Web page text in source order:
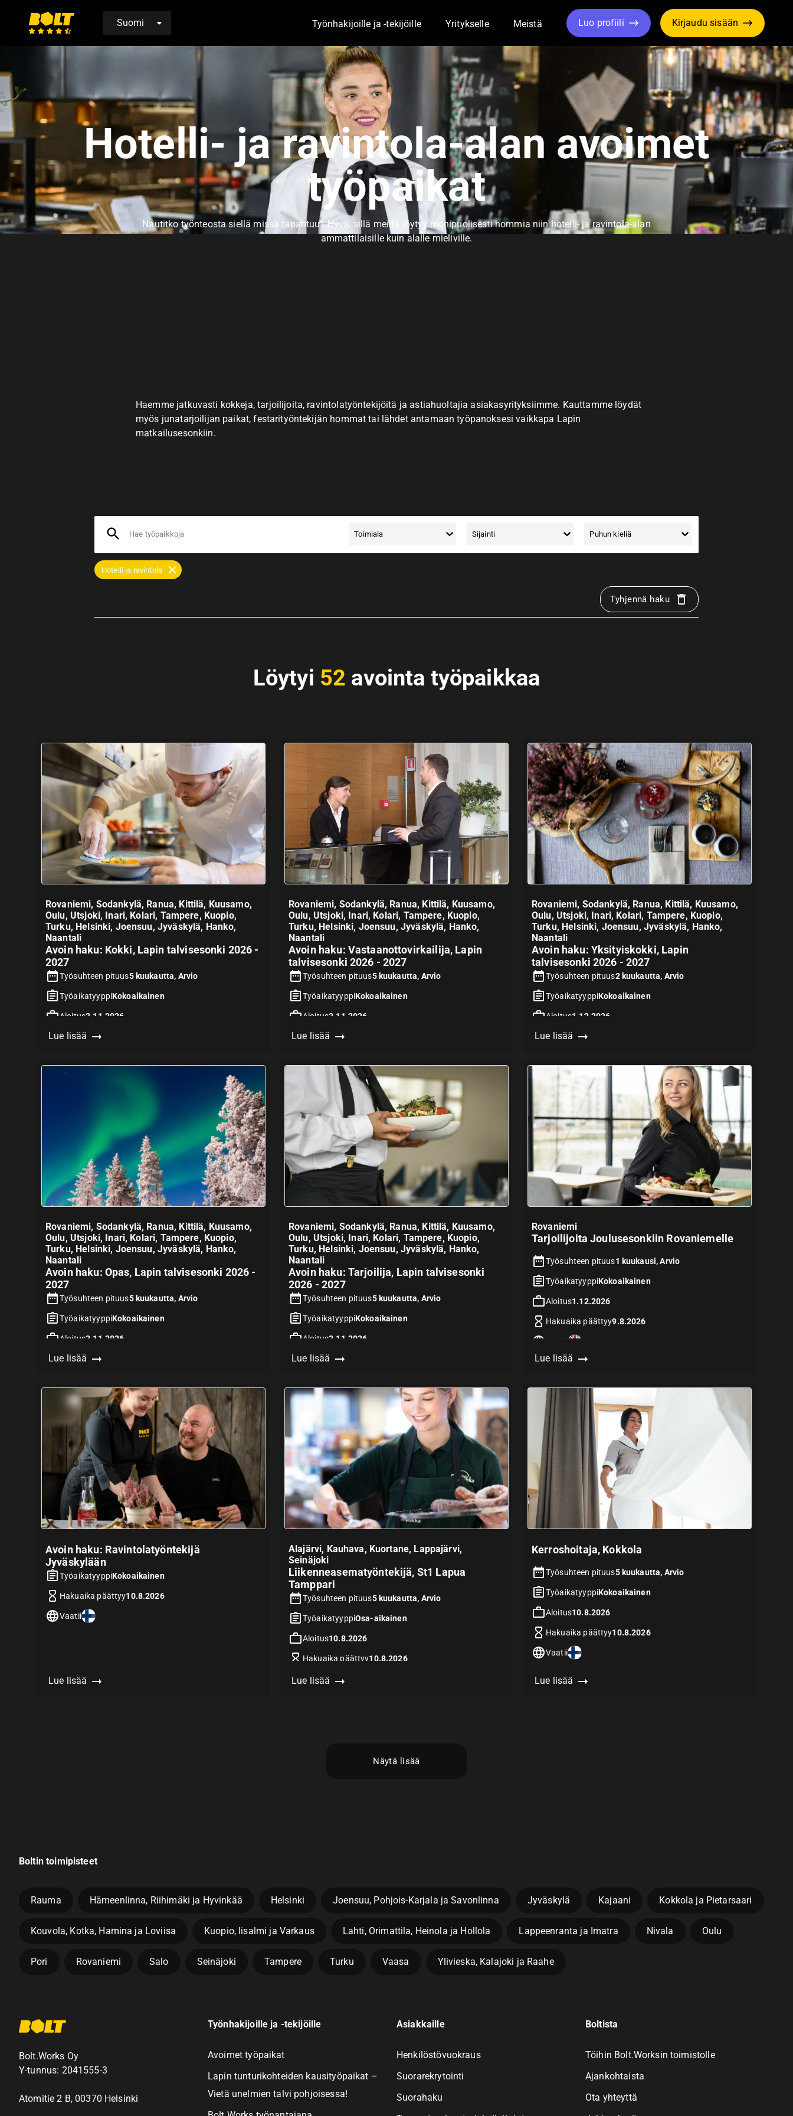
Siirry
etusivulle
Työnhakijoille ja -tekijöille Toggle Dropdown
Yritykselle Toggle Dropdown
Meistä Toggle Dropdown
Luo profiili Kirjaudu sisään
Hotelli- ja ravintola-alan avoimet
työpaikat
Nautitko työnteosta siellä missä tapahtuu? Hyvä, sillä meiltä löytyy monipuolisesti hommia niin hotelli- ja ravintola-alan
ammattilaisille kuin alalle mieliville.
Haemme jatkuvasti kokkeja, tarjoilijoita, ravintolatyöntekijöitä ja astiahuoltajia asiakasyrityksiimme. Kauttamme löydät
myös junatarjoilijan paikat, festarityöntekijän hommat tai lähdet antamaan työpanoksesi vaikkapa Lapin
matkailusesonkiin.
Hae työpaikkoja Toimiala Sijainti Puhun kieliä
Hotelli ja ravintola
Tyhjennä haku
Löytyi 52 avointa työpaikkaa
Rovaniemi, Sodankylä, Ranua, Kittilä, Kuusamo,
Oulu, Utsjoki, Inari, Kolari, Tampere, Kuopio,
Turku, Helsinki, Joensuu, Jyväskylä, Hanko,
Naantali
Avoin haku: Kokki, Lapin talvisesonki 2026 -
2027
Työsuhteen pituus5 kuukautta, Arvio
TyöaikatyyppiKokoaikainen
Aloitus2.11.2026
Hakuaika päättyy
Lue lisää
Rovaniemi, Sodankylä, Ranua, Kittilä, Kuusamo,
Oulu, Utsjoki, Inari, Kolari, Tampere, Kuopio,
Turku, Helsinki, Joensuu, Jyväskylä, Hanko,
Naantali
Avoin haku: Vastaanottovirkailija, Lapin
talvisesonki 2026 - 2027
Työsuhteen pituus5 kuukautta, Arvio
TyöaikatyyppiKokoaikainen
Aloitus2.11.2026
Hakuaika päättyy
Lue lisää
Rovaniemi, Sodankylä, Ranua, Kittilä, Kuusamo,
Oulu, Utsjoki, Inari, Kolari, Tampere, Kuopio,
Turku, Helsinki, Joensuu, Jyväskylä, Hanko,
Naantali
Avoin haku: Yksityiskokki, Lapin
talvisesonki 2026 - 2027
Työsuhteen pituus2 kuukautta, Arvio
TyöaikatyyppiKokoaikainen
Aloitus1.12.2026
Hakuaika päättyy
Lue lisää
Rovaniemi, Sodankylä, Ranua, Kittilä, Kuusamo,
Oulu, Utsjoki, Inari, Kolari, Tampere, Kuopio,
Turku, Helsinki, Joensuu, Jyväskylä, Hanko,
Naantali
Avoin haku: Opas, Lapin talvisesonki 2026 -
2027
Työsuhteen pituus5 kuukautta, Arvio
TyöaikatyyppiKokoaikainen
Aloitus2.11.2026
Hakuaika päättyy
Lue lisää
Rovaniemi, Sodankylä, Ranua, Kittilä, Kuusamo,
Oulu, Utsjoki, Inari, Kolari, Tampere, Kuopio,
Turku, Helsinki, Joensuu, Jyväskylä, Hanko,
Naantali
Avoin haku: Tarjoilija, Lapin talvisesonki
2026 - 2027
Työsuhteen pituus5 kuukautta, Arvio
TyöaikatyyppiKokoaikainen
Aloitus2.11.2026
Hakuaika päättyy
Lue lisää
Rovaniemi
Tarjoilijoita Joulusesonkiin Rovaniemelle
Työsuhteen pituus1 kuukausi, Arvio
TyöaikatyyppiKokoaikainen
Aloitus1.12.2026
Hakuaika päättyy9.8.2026
Vaatii
Lue lisää
Avoin haku: Ravintolatyöntekijä
Jyväskylään
TyöaikatyyppiKokoaikainen
Hakuaika päättyy10.8.2026
Vaatii
Lue lisää
Alajärvi, Kauhava, Kuortane, Lappajärvi,
Seinäjoki
Liikenneasematyöntekijä, St1 Lapua
Tamppari
Työsuhteen pituus5 kuukautta, Arvio
TyöaikatyyppiOsa-aikainen
Aloitus10.8.2026
Hakuaika päättyy10.8.2026
Vaatii
Lue lisää
Kerroshoitaja, Kokkola
Työsuhteen pituus5 kuukautta, Arvio
TyöaikatyyppiKokoaikainen
Aloitus10.8.2026
Hakuaika päättyy10.8.2026
Vaatii
Lue lisää
Näytä lisää
Boltin toimipisteet
Rauma Hämeenlinna, Riihimäki ja Hyvinkää Helsinki Joensuu, Pohjois-Karjala ja Savonlinna Jyväskylä Kajaani Kokkola ja Pietarsaari
Kouvola, Kotka, Hamina ja Loviisa Kuopio, Iisalmi ja Varkaus Lahti, Orimattila, Heinola ja Hollola Lappeenranta ja Imatra Nivala Oulu
Pori Rovaniemi Salo Seinäjoki Tampere Turku Vaasa Ylivieska, Kalajoki ja Raahe
Bolt.Works Oy
Y-tunnus: 2041555-3
Atomitie 2 B, 00370 Helsinki
Työnhakijoille ja -tekijöille
Avoimet työpaikat
Lapin tunturikohteiden kausityöpaikat –
Vietä unelmien talvi pohjoisessa!
Asiakkaille
Henkilöstövuokraus
Suorarekrytointi
Suorahaku
Boltista
Töihin Bolt.Worksin toimistolle
Ajankohtaista
Ota yhteyttä